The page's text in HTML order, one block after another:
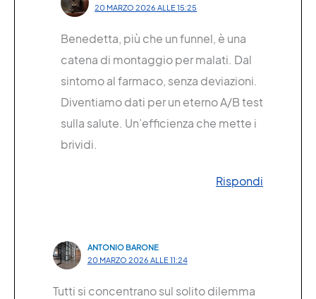
20 MARZO 2026 ALLE 15:25
Benedetta, più che un funnel, è una
catena di montaggio per malati. Dal
sintomo al farmaco, senza deviazioni.
Diventiamo dati per un eterno A/B test
sulla salute. Un’efficienza che mette i
brividi.
Rispondi
ANTONIO BARONE
20 MARZO 2026 ALLE 11:24
Tutti si concentrano sul solito dilemma